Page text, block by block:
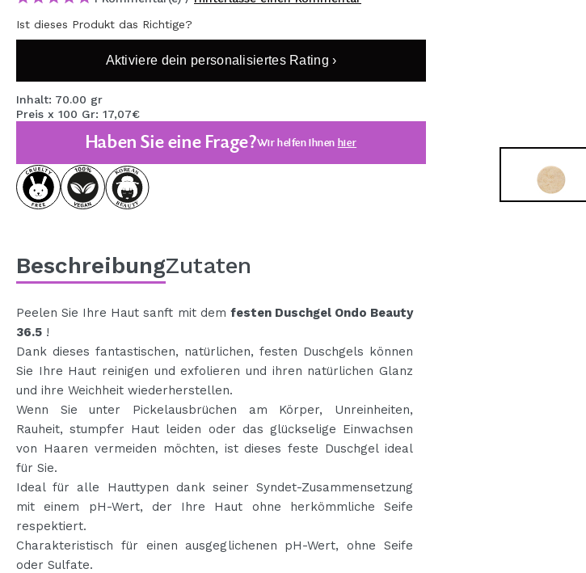
MAQUIFARMA
KOREA ZONE
TRAVEL SIZE
NATURE
SPECIALS
OUTLET
BALD VERFÜGBAR
Ist dieses Produkt das Richtige?
Aktiviere dein personalisiertes Rating ›
Inhalt: 70.00 gr
Preis x 100 Gr: 17,07€
Haben Sie eine Frage?Wir helfen Ihnen hier
BeschreibungZutaten
Peelen Sie Ihre Haut sanft mit dem festen Duschgel Ondo Beauty
36.5 !
Dank dieses fantastischen, natürlichen, festen Duschgels können
Sie Ihre Haut reinigen und exfolieren und ihren natürlichen Glanz
und ihre Weichheit wiederherstellen.
Wenn Sie unter Pickelausbrüchen am Körper, Unreinheiten,
Rauheit, stumpfer Haut leiden oder das glückselige Einwachsen
von Haaren vermeiden möchten, ist dieses feste Duschgel ideal
für Sie.
Ideal für alle Hauttypen dank seiner Syndet-Zusammensetzung
mit einem pH-Wert, der Ihre Haut ohne herkömmliche Seife
respektiert.
Charakteristisch für einen ausgeglichenen pH-Wert, ohne Seife
oder Sulfate.